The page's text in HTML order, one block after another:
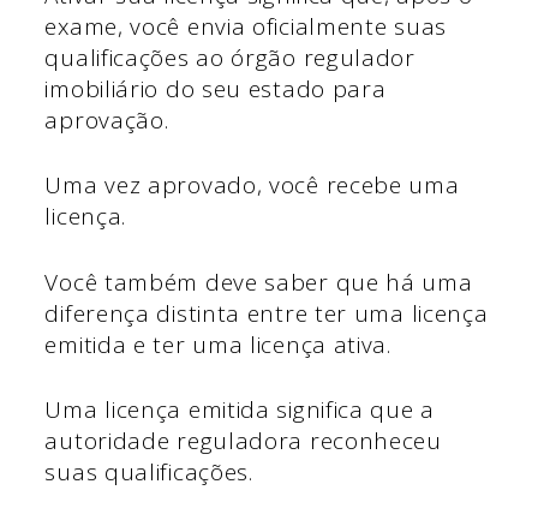
exame, você envia oficialmente suas
qualificações ao órgão regulador
imobiliário do seu estado para
aprovação.
Uma vez aprovado, você recebe uma
licença.
Você também deve saber que há uma
diferença distinta entre ter uma licença
emitida e ter uma licença ativa.
Uma licença emitida significa que a
autoridade reguladora reconheceu
suas qualificações.